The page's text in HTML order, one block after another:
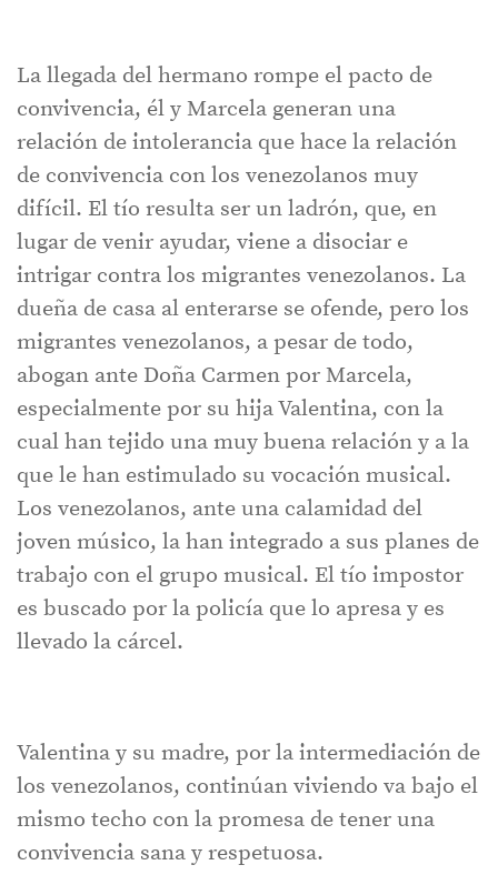
La llegada del hermano rompe el pacto de
convivencia, él y Marcela generan una
relación de intolerancia que hace la relación
de convivencia con los venezolanos muy
difícil. El tío resulta ser un ladrón, que, en
lugar de venir ayudar, viene a disociar e
intrigar contra los migrantes venezolanos. La
dueña de casa al enterarse se ofende, pero los
migrantes venezolanos, a pesar de todo,
abogan ante Doña Carmen por Marcela,
especialmente por su hija Valentina, con la
cual han tejido una muy buena relación y a la
que le han estimulado su vocación musical.
Los venezolanos, ante una calamidad del
joven músico, la han integrado a sus planes de
trabajo con el grupo musical. El tío impostor
es buscado por la policía que lo apresa y es
llevado la cárcel.
Valentina y su madre, por la intermediación de
los venezolanos, continúan viviendo va bajo el
mismo techo con la promesa de tener una
convivencia sana y respetuosa.